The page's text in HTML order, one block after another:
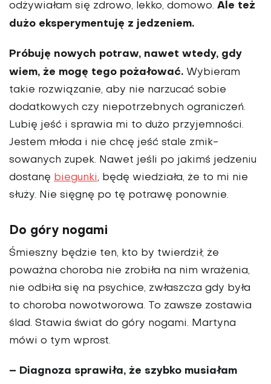
odżywiałam się zdrowo, lekko, domowo. Ale też
dużo eksperymentuję z jedzeniem.
Próbuję nowych potraw, nawet wtedy, gdy
wiem, że mogę tego pożałować. Wybie­ram
takie rozwiązanie, aby nie narzucać sobie
dodatkowych czy niepotrzebnych ograniczeń.
Lubię jeść i sprawia mi to dużo przyjemności.
Jestem młoda i nie chcę jeść stale zmik­
sowanych zupek. Nawet jeśli po jakimś jedzeniu
dostanę biegunki, będę wiedziała, że to mi nie
służy. Nie sięgnę po tę potrawę ponownie.
Do góry nogami
Śmieszny będzie ten, kto by twierdził, że
poważna choroba nie zrobiła na nim wrażenia,
nie odbiła się na psychice, zwłaszcza gdy była
to choroba nowotworowa. To zawsze zostawia
ślad. Stawia świat do góry nogami. Martyna
mówi o tym wprost.
– Diagnoza sprawiła, że szybko musiałam